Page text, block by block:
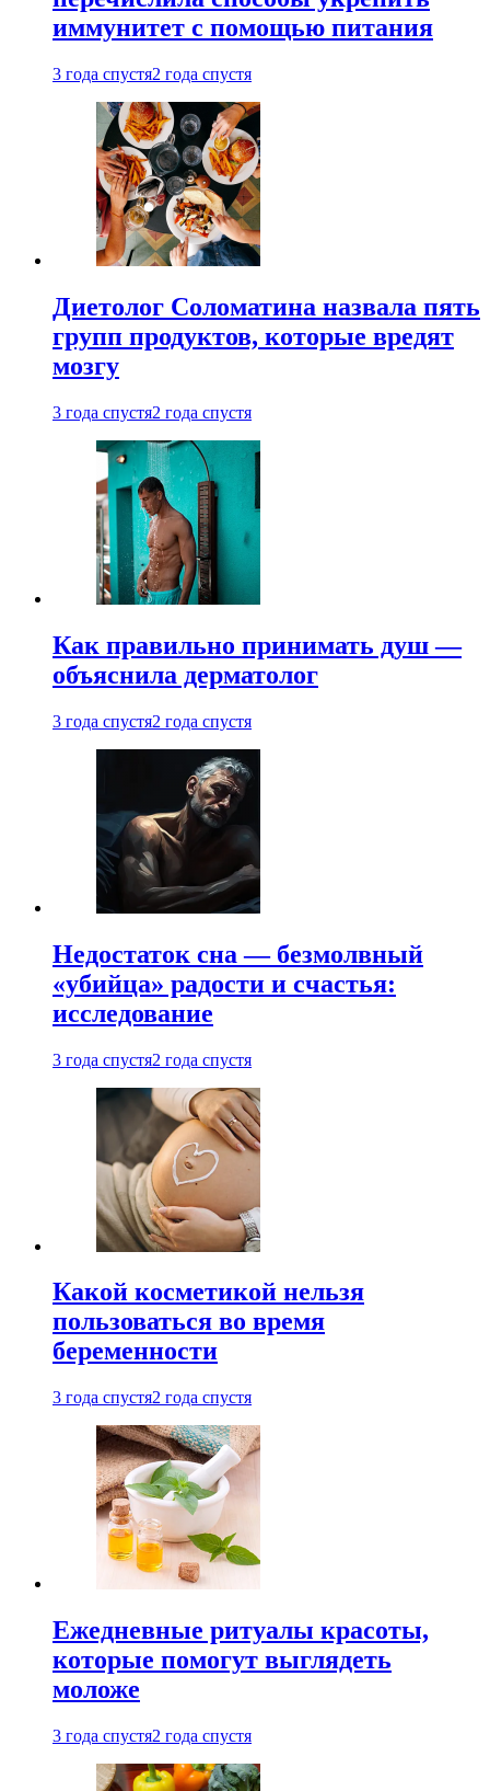
иммунитет с помощью питания
3 года спустя2 года спустя
Диетолог Соломатина назвала пять
групп продуктов, которые вредят
мозгу
3 года спустя2 года спустя
Как правильно принимать душ —
объяснила дерматолог
3 года спустя2 года спустя
Недостаток сна — безмолвный
«убийца» радости и счастья:
исследование
3 года спустя2 года спустя
Какой косметикой нельзя
пользоваться во время
беременности
3 года спустя2 года спустя
Ежедневные ритуалы красоты,
которые помогут выглядеть
моложе
3 года спустя2 года спустя